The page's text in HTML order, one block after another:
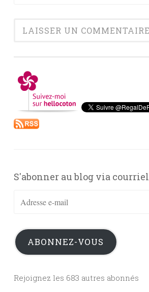
S'abonner au blog via courriel
Adresse
mail
ABONNEZ-VOUS
Rejoignez les 683 autres abonnés